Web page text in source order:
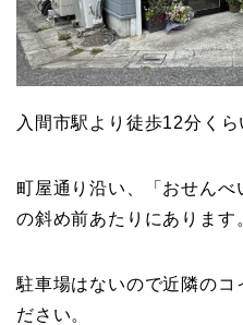
入間市駅より徒歩12分くら
町屋通り沿い、「おせんべ
の斜め前あたりにあります
駐車場はないので近隣のコ
ださい。